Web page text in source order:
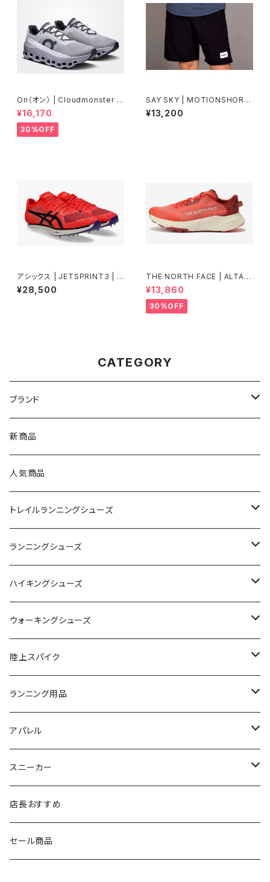
On（オン） | Cloudmonster |
Alloy/Silver | Men
¥16,170
30%OFF
SAY SKY | MOTIONSHORT
S8 | Men | Black
¥13,200
アシックス | JETSPRINT3 | F
LASHRED/BLACK | Unisex
¥28,500
THE NORTH FACE | ALTAM
ESA300V2 | ラバレット／アイ
アンクレイ | Men
¥13,860
30%OFF
CATEGORY
ブランド
asics（アシックス）
On（オン）
YONEX（ヨネックス）
adidas（アディダス）
SAYSKY（セイスカイ）
NISHI（ニシ）
FOOTMAX（フットマックス）
SIDAS（シダス）
MIZUNO（ミズノ）
THE NORTH FACE
SPRINTS
VIKING（ヴィーキング）
新商品
人気商品
トレイルランニングシューズ
On
VIKING
asics
adidas
THE NORTH FACE
ランニングシューズ
On
adidas
asics
YONEX
MIZUNO
new balance
PUMA
HYBEX
ハイキングシューズ
On
VIKING
ウォーキングシューズ
YONEX
On
VIKING
陸上スパイク
asics
adidas
MIZUNO
ランニング用品
インソール
シダス
ソックス
FOOTMAX
NISHI
ポーチ
SAYSKY
キャップ
アパレル
SAYSKY
THE NORTH FACE
スニーカー
THE NORTH FACE
店長おすすめ
セール商品